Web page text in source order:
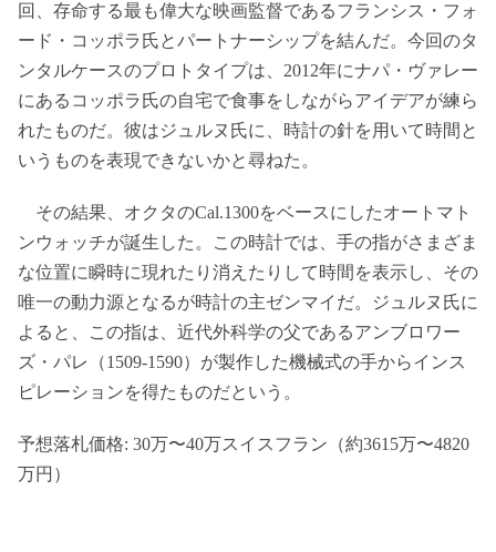
回、存命する最も偉大な映画監督であるフランシス・フォ
ード・コッポラ氏とパートナーシップを結んだ。今回のタ
ンタルケースのプロトタイプは、2012年にナパ・ヴァレー
にあるコッポラ氏の自宅で食事をしながらアイデアが練ら
れたものだ。彼はジュルヌ氏に、時計の針を用いて時間と
いうものを表現できないかと尋ねた。
その結果、オクタのCal.1300をベースにしたオートマト
ンウォッチが誕生した。この時計では、手の指がさまざま
な位置に瞬時に現れたり消えたりして時間を表示し、その
唯一の動力源となるが時計の主ゼンマイだ。ジュルヌ氏に
よると、この指は、近代外科学の父であるアンブロワー
ズ・パレ（1509-1590）が製作した機械式の手からインス
ピレーションを得たものだという。
予想落札価格: 30万〜40万スイスフラン（約3615万〜4820
万円）